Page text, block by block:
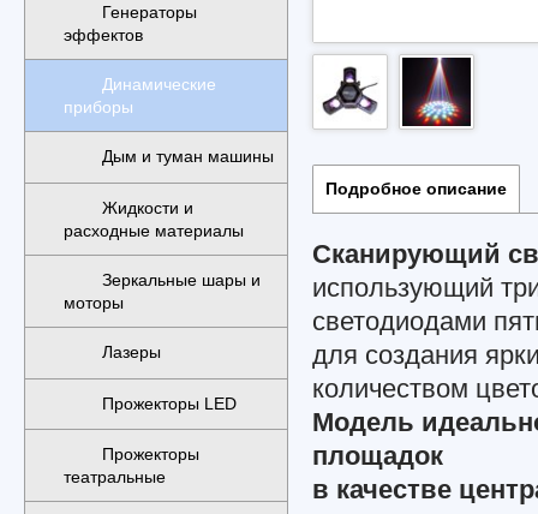
Генераторы
эффектов
Динамические
приборы
Дым и туман машины
Жидкости и
расходные материалы
Зеркальные шары и
моторы
Лазеры
Прожекторы LED
Прожекторы
театральные
Подробное описание
Сканирующий
использующий
светодиодами
для создания
количеством
Модель
площадок
в качестве